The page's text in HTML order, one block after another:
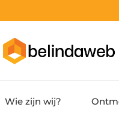
Wie zijn wij?